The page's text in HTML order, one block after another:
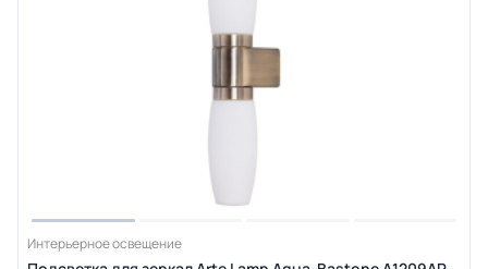
Интерьерное освещение